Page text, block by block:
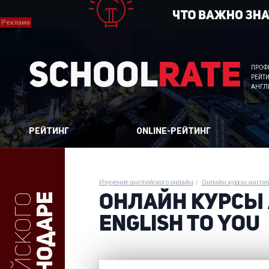
SchoolRate
РЕЙТИНГ ONLINE-РЕЙТИНГ
Изучение английского онлайн Онлайн курсы
ОНЛАЙН КУРСЫ
ENGLISH TO YOU